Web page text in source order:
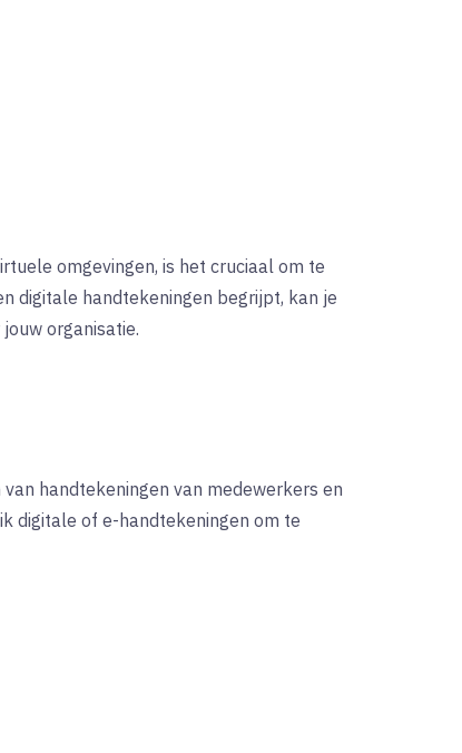
omgevingen, is het cruciaal om te
digitale handtekeningen begrijpt, kan je
organisatie.
handtekeningen van medewerkers en
digitale of e-handtekeningen om te